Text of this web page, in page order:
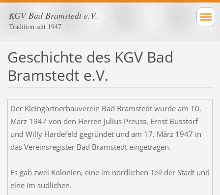
KGV Bad Bramstedt e.V.
Tradition seit 1947
Geschichte des KGV Bad
Bramstedt e.V.
Der Kleingärtnerbauverein Bad Bramstedt wurde am 10.
März 1947 von den Herren Julius Preuss, Ernst Busstorf
und Willy Hardefeld gegründet und am 17. März 1947 in
das Vereinsregister Bad Bramstedt eingetragen.
Es gab zwei Kolonien, eine im nördlichen Teil der Stadt und
eine im südlichen.